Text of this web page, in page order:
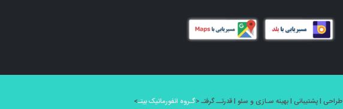
طراحی l پشتیبانی l بهینه سـازی و سئو l قدرتــ گرفتـ < گـروه انفورماتیک بیتـ>